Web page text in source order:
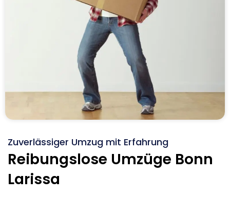
Zuverlässiger Umzug mit Erfahrung
Reibungslose Umzüge Bonn
Larissa